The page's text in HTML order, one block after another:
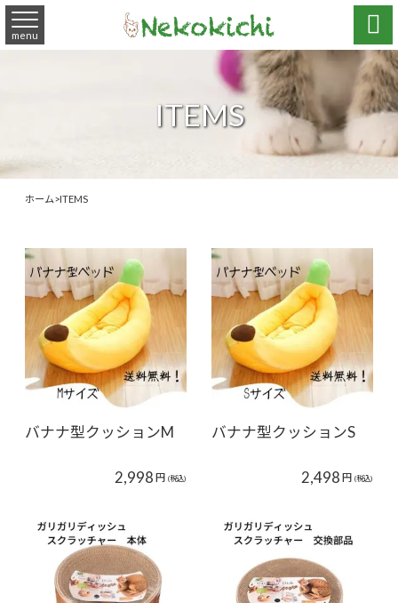
menu 
ITEMS
ホーム>ITEMS
バナナ型クッションM
2,998 円 (税込)
バナナ型クッションS
2,498円 (税込)